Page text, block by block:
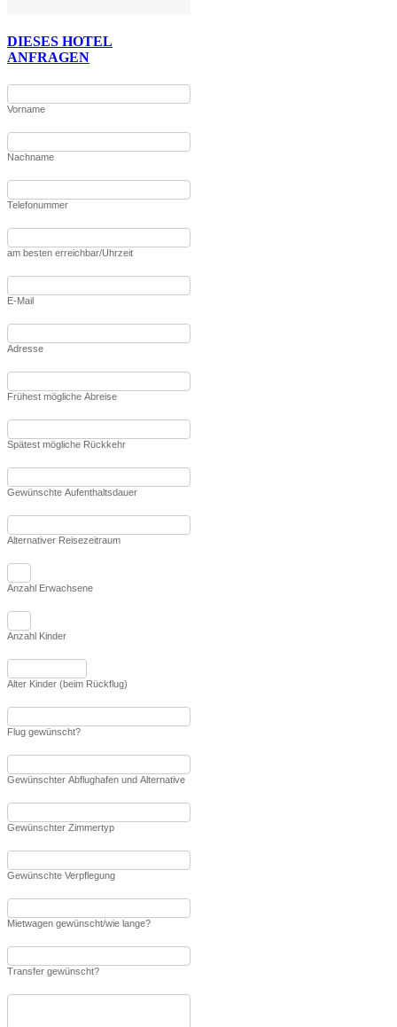
DIESES HOTEL
ANFRAGEN
Vorname
Nachname
Telefonummer
am besten erreichbar/Uhrzeit
E-Mail
Adresse
Frühest mögliche Abreise
Spätest mögliche Rückkehr
Gewünschte Aufenthaltsdauer
Alternativer Reisezeitraum
Anzahl Erwachsene
Anzahl Kinder
Alter Kinder (beim Rückflug)
Flug gewünscht?
Gewünschter Abflughafen und Alternative
Gewünschter Zimmertyp
Gewünschte Verpflegung
Mietwagen gewünscht/wie lange?
Transfer gewünscht?